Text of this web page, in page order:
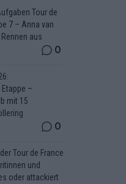
Tour de
7 – Anna van
aus
0
–
mit 15
0
Tour de France
und
oder attackiert